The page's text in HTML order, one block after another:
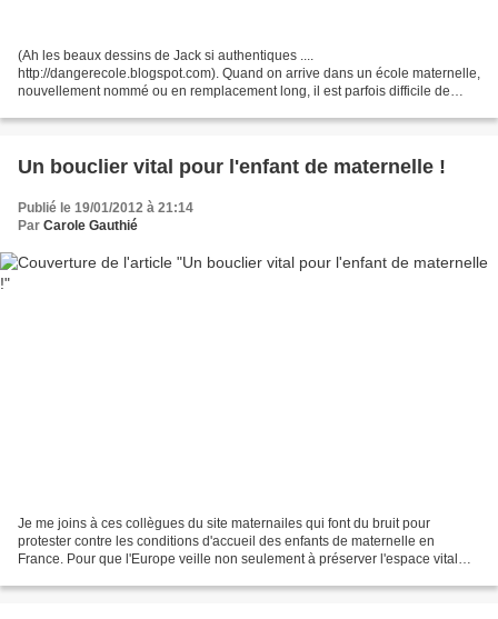
(Ah les beaux dessins de Jack si authentiques ....
http://dangerecole.blogspot.com). Quand on arrive dans un école maternelle,
nouvellement nommé ou en remplacement long, il est parfois difficile de
Un bouclier vital pour l'enfant de maternelle !
Publié le 19/01/2012 à 21:14
Par Carole Gauthié
Je me joins à ces collègues du site maternailes qui font du bruit pour
protester contre les conditions d'accueil des enfants de maternelle en
France. Pour que l'Europe veille non seulement à préserver l'espace vital